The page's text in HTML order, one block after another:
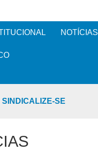
NOTÍCIAS
SINDICALIZE-SE